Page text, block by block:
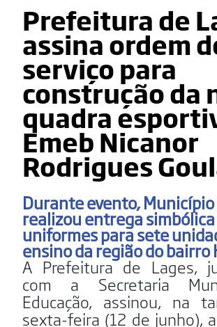
Prefeitura de
assina ordem
serviço para
construção da
quadra
Emeb Nicanor
Rodrigues
Durante evento,
realizou entrega simbólica
uniformes para sete
ensino da região do bairro
A Prefeitura de Lages,
com a Secretaria
Educação, assinou, na
sexta-feira (12 de junho),